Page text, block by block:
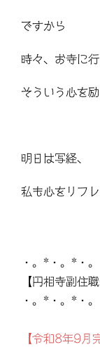
ですから
時々、お寺に
そういう心を
明日は写経、
私も心をリフ
・。*・。*・
【円相寺副住
・。*・。*・
【令和8年9月